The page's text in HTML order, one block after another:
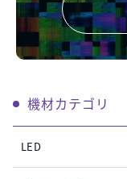
機材カテゴリ
LED